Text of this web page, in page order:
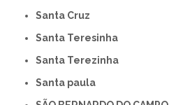
Santa Cruz
Santa Teresinha
Santa Terezinha
Santa paula